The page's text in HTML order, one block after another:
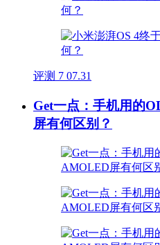
评测 7 07.31
Get一点：手机用的
屏有何区别？